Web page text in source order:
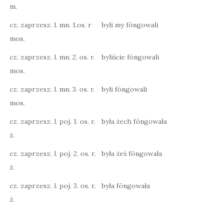
m.
cz. zaprzesz. l. mn. 1.os. r
mos.
byli my fōngowali
cz. zaprzesz. l. mn. 2. os. r.
mos.
byliście fōngowali
cz. zaprzesz. l. mn. 3. os. r.
mos.
byli fōngowali
cz. zaprzesz. l. poj. 1. os. r.
ż.
była żech fōngowała
cz. zaprzesz. l. poj. 2. os. r.
ż.
była żeś fōngowała
cz. zaprzesz. l. poj. 3. os. r.
ż.
była fōngowała